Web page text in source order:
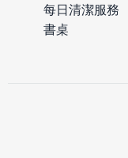
每日清潔服務
書桌